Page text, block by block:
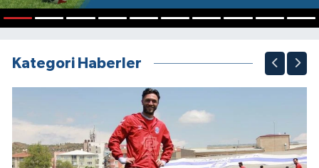
Kategori Haberler